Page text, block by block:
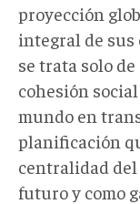
proyección
integral de sus
se trata solo
cohesión
mundo en
planificación
centralidad del
futuro y como